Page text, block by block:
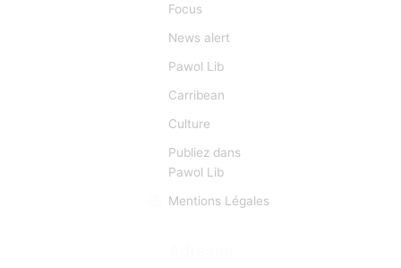
Liens Rapides
Focus
News alert
Pawol Lib
Carribean
Culture
Publiez dans
Pawol Lib